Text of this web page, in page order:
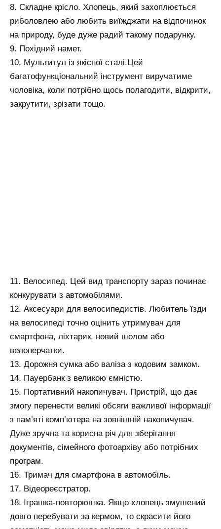
8. Складне крісло. Хлопець, який захоплюється
риболовлею або любить виїжджати на відпочинок
на природу, буде дуже радий такому подарунку.
9. Похідний намет.
10. Мультитул із якісної сталі.Цей
багатофункціональний інструмент виручатиме
чоловіка, коли потрібно щось полагодити, відкрити,
закрутити, зрізати тощо.
11. Велосипед. Цей вид транспорту зараз починає
конкурувати з автомобілями.
12. Аксесуари для велосипедистів. Любитель їзди
на велосипеді точно оцінить утримувач для
смартфона, ліхтарик, новий шолом або
велоперчатки.
13. Дорожня сумка або валіза з кодовим замком.
14. Пауербанк з великою ємністю.
15. Портативний накопичувач. Пристрій, що дає
змогу перенести великі обсяги важливої ​​інформації
з пам’яті комп’ютера на зовнішній накопичувач.
Дуже зручна та корисна річ для зберігання
документів, сімейного фотоархіву або потрібних
програм.
16. Тримач для смартфона в автомобіль.
17. Відеореєстратор.
18. Іграшка-повторюшка. Якщо хлопець змушений
довго перебувати за кермом, то скрасити його